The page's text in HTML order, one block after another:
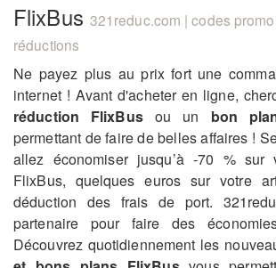
FlixBus 321reduc.com | codes
réductions
Ne payez plus au prix fort une
internet ! Avant d'acheter en ligne,
réduction FlixBusou un bon
permettant de faire de belles affaires !
allez économiser jusqu’à -70 % sur
FlixBus, quelques euros sur votre
déduction des frais de port.
partenaire pour faire des
Découvrez quotidiennement les